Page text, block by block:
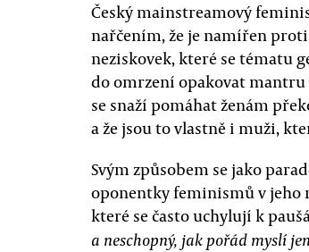
Český mainstreamový
nařčením, že je namířen
neziskovek, které se tématu
do omrzení opakovat
se snaží pomáhat ženám
a že jsou to vlastně i muži,
Svým způsobem se jako
oponentky feminismů v jeho
které se často uchylují k
a neschopný, jak pořád myslí